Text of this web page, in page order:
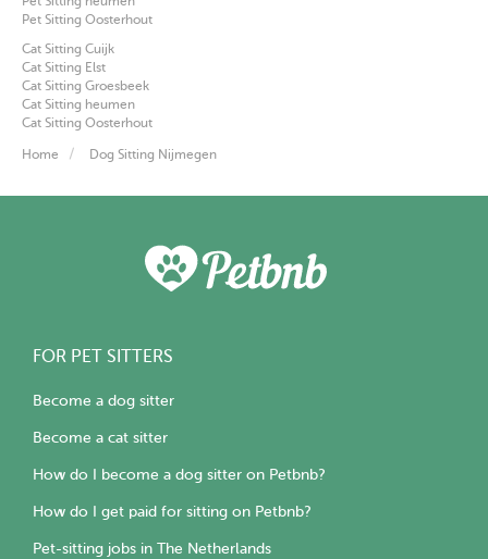
Pet Sitting Oosterhout
Cat Sitting Cuijk
Cat Sitting Elst
Cat Sitting Groesbeek
Cat Sitting heumen
Cat Sitting Oosterhout
Home Dog Sitting Nijmegen
FOR PET SITTERS
Become a dog sitter
Become a cat sitter
How do I become a dog sitter on Petbnb?
How do I get paid for sitting on Petbnb?
Pet-sitting jobs in The Netherlands